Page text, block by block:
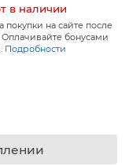
в наличии
покупки на сайте после
Оплачивайте бонусами
Подробности